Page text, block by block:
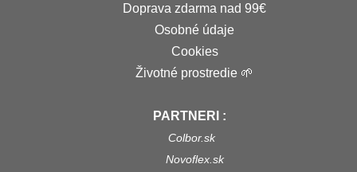
Doprava zdarma nad 99€
Osobné údaje
Cookies
Životné prostredie 🌱
PARTNERI :
Colbor.sk
Novoflex.sk